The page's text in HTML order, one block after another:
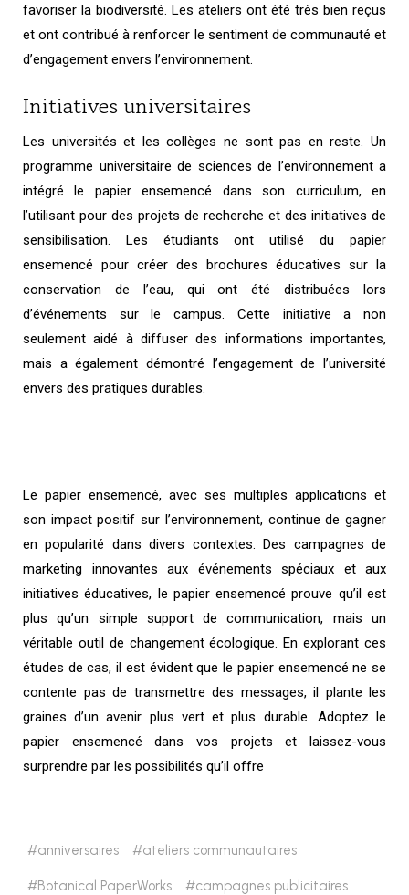
favoriser la biodiversité. Les ateliers ont été très bien reçus
et ont contribué à renforcer le sentiment de communauté et
d’engagement envers l’environnement.
Initiatives universitaires
Les universités et les collèges ne sont pas en reste. Un
programme universitaire de sciences de l’environnement a
intégré le papier ensemencé dans son curriculum, en
l’utilisant pour des projets de recherche et des initiatives de
sensibilisation. Les étudiants ont utilisé du papier
ensemencé pour créer des brochures éducatives sur la
conservation de l’eau, qui ont été distribuées lors
d’événements sur le campus. Cette initiative a non
seulement aidé à diffuser des informations importantes,
mais a également démontré l’engagement de l’université
envers des pratiques durables.
Le papier ensemencé, avec ses multiples applications et
son impact positif sur l’environnement, continue de gagner
en popularité dans divers contextes. Des campagnes de
marketing innovantes aux événements spéciaux et aux
initiatives éducatives, le papier ensemencé prouve qu’il est
plus qu’un simple support de communication, mais un
véritable outil de changement écologique. En explorant ces
études de cas, il est évident que le papier ensemencé ne se
contente pas de transmettre des messages, il plante les
graines d’un avenir plus vert et plus durable. Adoptez le
papier ensemencé dans vos projets et laissez-vous
surprendre par les possibilités qu’il offre
anniversaires ateliers communautaires
Botanical PaperWorks campagnes publicitaires